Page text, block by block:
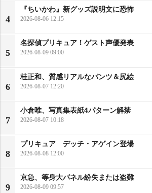
4
『ちいかわ』新グッズ説明文に恐怖
2026-08-06 12:15
5
名探偵プリキュア！ゲスト声優発表
2026-08-09 09:00
6
桂正和、質感リアルなパンツ＆尻絵
2026-08-07 12:20
7
小倉唯、写真集表紙4パターン解禁
2026-08-07 10:18
8
プリキュア デッチ・アゲイン登場
2026-08-08 12:00
9
京急、等身大パネル紛失または盗難
2026-08-09 09:57